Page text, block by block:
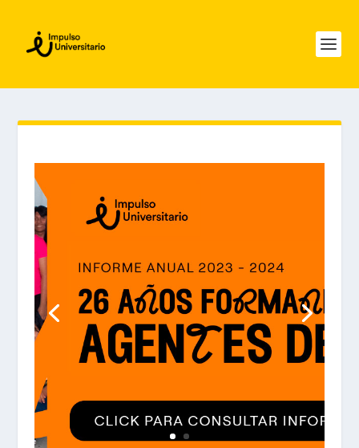
INICIO_BACKUP